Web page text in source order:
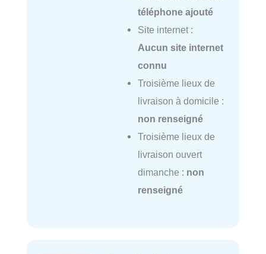
téléphone ajouté
Site internet :
Aucun site internet
connu
Troisième lieux de
livraison à domicile :
non renseigné
Troisième lieux de
livraison ouvert
dimanche : non
renseigné